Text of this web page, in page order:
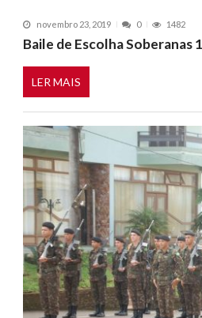
novembro 23, 2019 0 1482
Baile de Escolha Soberanas
LER MAIS